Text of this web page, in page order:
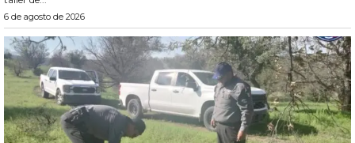
6 de agosto de 2026